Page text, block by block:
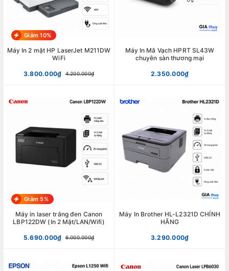
Giảm 10%
Máy In 2 mặt HP LaserJet M211DW
WiFi
3.800.000₫ 4.200.000₫
Máy In Mã Vạch HPRT SL43W
chuyên sàn thương mại
2.350.000₫
Giảm 5%
Máy in laser trắng đen Canon
LBP122DW (In 2 Mặt/LAN/Wifi)
5.690.000₫ 6.000.000₫
Máy In Brother HL-L2321D CHÍNH
HÃNG
3.290.000₫